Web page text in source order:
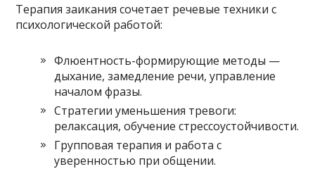
Терапия заикания сочетает речевые техники с
психологической работой:
Флюентность-формирующие методы —
дыхание, замедление речи, управление
началом фразы.
Стратегии уменьшения тревоги:
релаксация, обучение стрессоустойчивости.
Групповая терапия и работа с
уверенностью при общении.